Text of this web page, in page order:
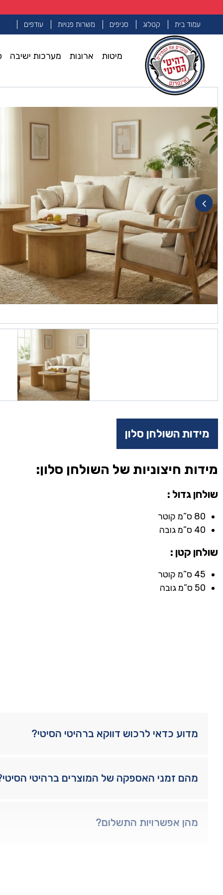
עמוד בית קטלוג סניפים משרות פנויות עודפים
מיטות ארונות מערכות ישיבה
עמוד הבית >> מזנונים ושולחנות סלון
מידות השולחן סלון
מידות חיצוניות של השולחן סלון:
שולחן גדול :
80 ס”מ קוטר
40 ס”מ גובה
שולחן קטן :
45 ס”מ קוטר
50 ס”מ גובה
מדוע כדאי לרכוש דווקא ברהיטי הסיטי?
מהם זמני האספקה של המוצרים ברהיטי
מהן אפשרויות התשלום?